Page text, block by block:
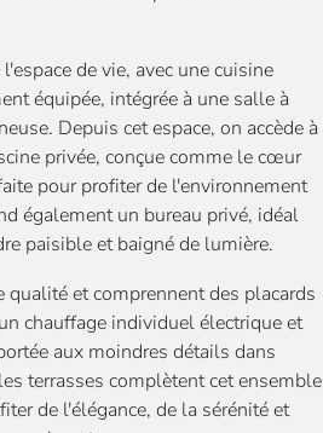
de vie, avec une cuisine
équipée, intégrée à une salle à
Depuis cet espace, on accède à
privée, conçue comme le cœur
pour profiter de l'environnement
également un bureau privé, idéal
paisible et baigné de lumière.
et comprennent des placards
chauffage individuel électrique et
aux moindres détails dans
terrasses complètent cet ensemble
de l'élégance, de la sérénité et